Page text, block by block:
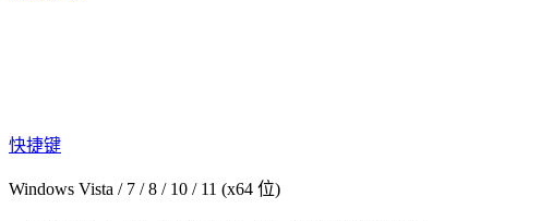
快捷键
Windows Vista / 7 / 8 / 10 / 11 (x64 位)